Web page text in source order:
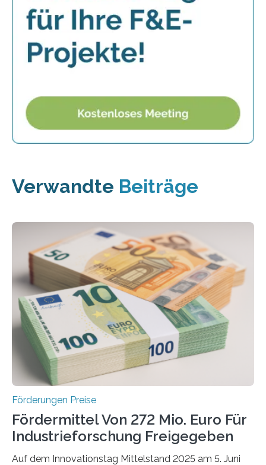
Verwandte Beiträge
Förderungen Preise
Fördermittel Von 272 Mio. Euro Für
Industrieforschung Freigegeben
Auf dem Innovationstag Mittelstand 2025 am 5. Juni